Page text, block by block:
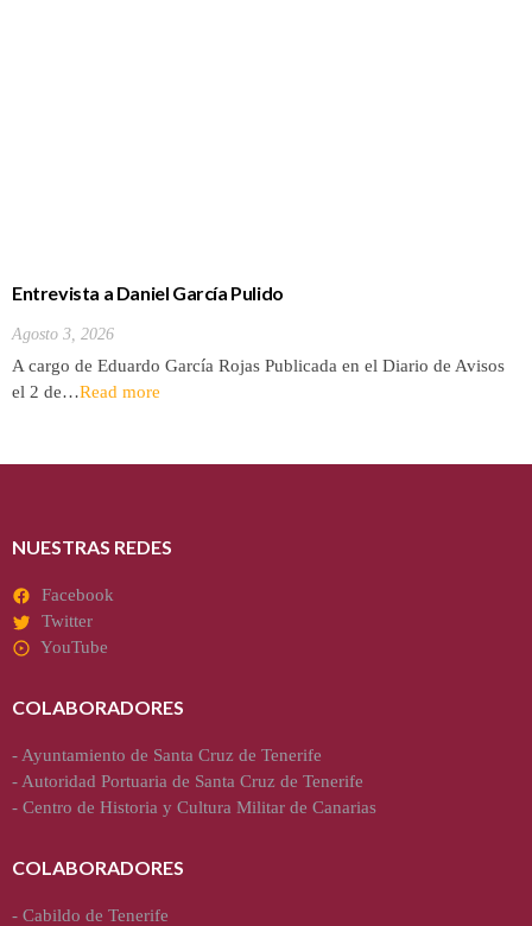
Entrevista a Daniel García Pulido
Agosto 3, 2026
A cargo de Eduardo García Rojas Publicada en el Diario de Avisos
el 2 de…Read more
NUESTRAS REDES
Facebook
Twitter
YouTube
COLABORADORES
- Ayuntamiento de Santa Cruz de Tenerife
- Autoridad Portuaria de Santa Cruz de Tenerife
- Centro de Historia y Cultura Militar de Canarias
COLABORADORES
- Cabildo de Tenerife